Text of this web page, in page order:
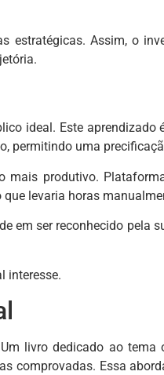
estratégicas. Assim, o
ideal. Este aprendizado
permitindo uma
mais produtivo.
levaria horas
em ser reconhecido pela
interesse.
livro dedicado ao tema
comprovadas. Essa